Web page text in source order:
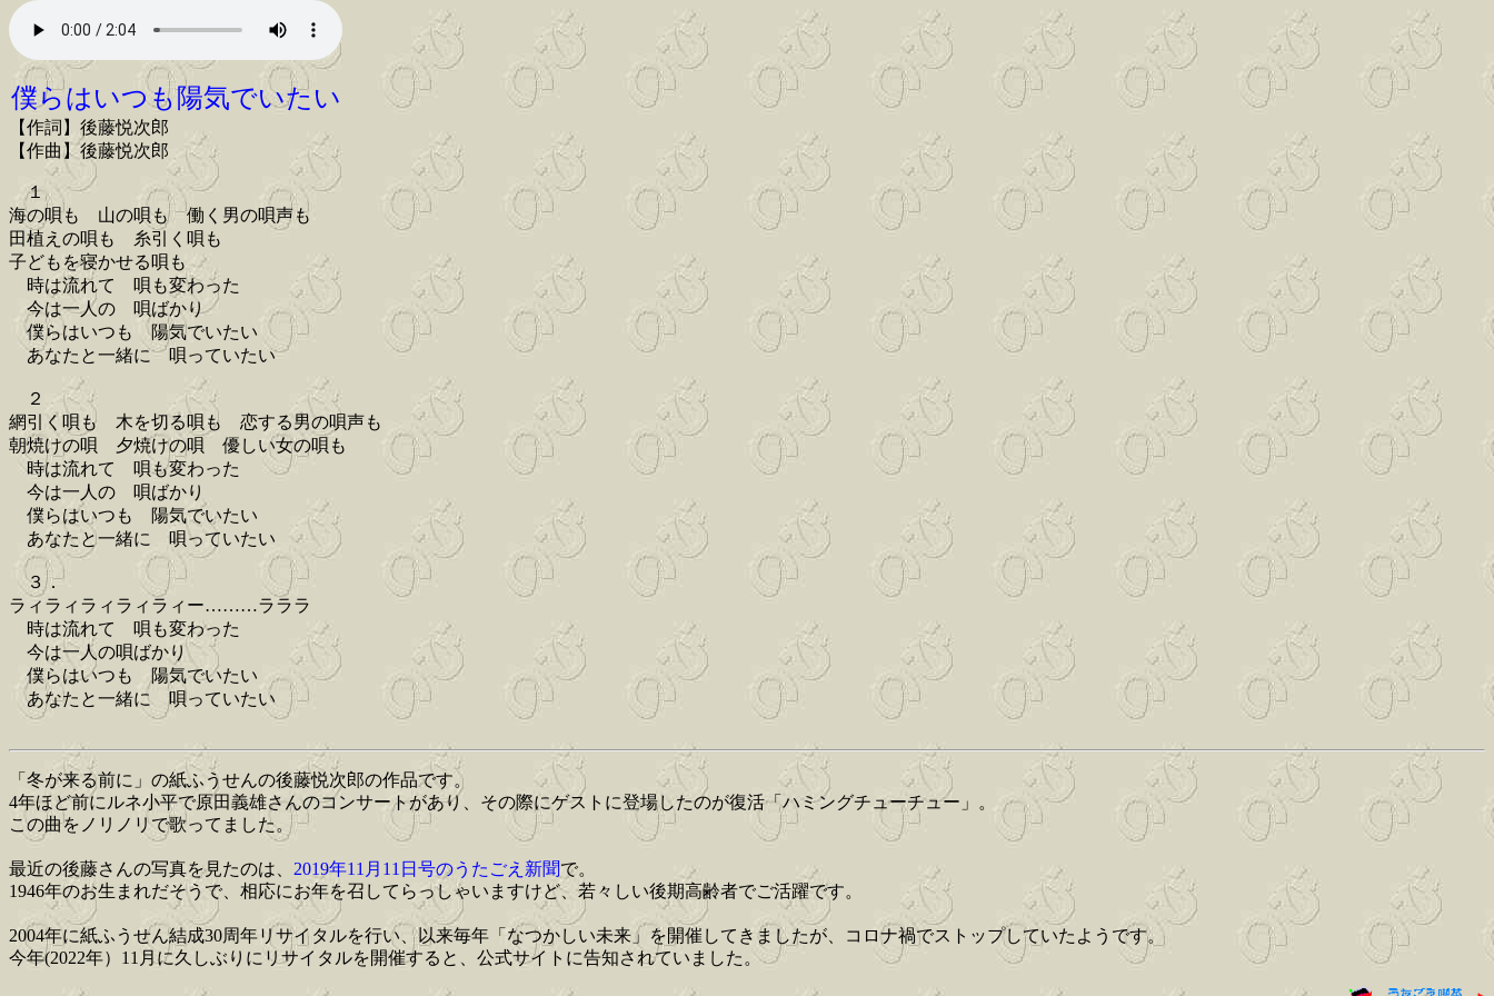
僕らはいつも陽気でいたい
【作詞】後藤悦次郎
【作曲】後藤悦次郎
１
海の唄も 山の唄も 働く男の唄声も
田植えの唄も 糸引く唄も
子どもを寝かせる唄も
時は流れて 唄も変わった
今は一人の 唄ばかり
僕らはいつも 陽気でいたい
あなたと一緒に 唄っていたい
２
網引く唄も 木を切る唄も 恋する男の唄声も
朝焼けの唄 夕焼けの唄 優しい女の唄も
時は流れて 唄も変わった
今は一人の 唄ばかり
僕らはいつも 陽気でいたい
あなたと一緒に 唄っていたい
３．
ラィラィラィラィラィー………ラララ
時は流れて 唄も変わった
今は一人の唄ばかり
僕らはいつも 陽気でいたい
あなたと一緒に 唄っていたい
「冬が来る前に」の紙ふうせんの後藤悦次郎の作品です。
4年ほど前にルネ小平で原田義雄さんのコンサートがあり、その際にゲストに登場したのが復活「ハミングチューチュー」。
この曲をノリノリで歌ってました。
最近の後藤さんの写真を見たのは、 2019年11月11日号のうたごえ新聞で。
1946年のお生まれだそうで、相応にお年を召してらっしゃいますけど、若々しい後期高齢者でご活躍です。
2004年に紙ふうせん結成30周年リサイタルを行い、以来毎年「なつかしい未来」を開催してきましたが、コロナ禍でストップしていたようです。
今年(2022年）11月に久しぶりにリサイタルを開催すると、公式サイトに告知されていました。